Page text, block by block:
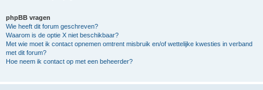
phpBB vragen
Wie heeft dit forum geschreven?
Waarom is de optie X niet beschikbaar?
Met wie moet ik contact opnemen omtrent misbruik en/of wettelijke kwesties in verband
met dit forum?
Hoe neem ik contact op met een beheerder?